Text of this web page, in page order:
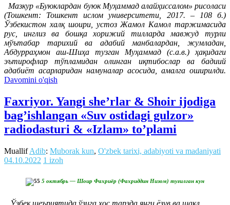
Мазкур «Буюклардан буюк Муҳаммад алайҳиссалом» рисоласи
(Тошкент: Тошкент ислом университети, 2017. – 108 б.)
Ўзбекистон халқ шоири, устоз Жамол Камол таржимасида
рус, инглиз ва бошқа хорижий тилларда мавжуд турли
мўътабар тарихий ва адабий манбалардан, жумладан,
Абдурраҳмон аш-Шиҳа тузган Муҳаммад (с.а.в.) ҳақидаги
эътирофлар тўпламидан олинган иқтибослар ва бадиий
адабиёт асарларидан намуналар асосида, амалга оширилди.
Davomini o'qish
Faxriyor. Yangi she’rlar & Shoir ijodiga
bag’ishlangan «Suv ostidagi gulzor»
radiodasturi & «Izlam» to’plami
MuallifAdib: Muborak kun, O'zbek tarixi, adabiyoti va madaniyati
04.10.2022 1 izoh
5 октябрь — Шоир Фахриёр (Фахриддин Низом) туғилган кун
Ўзбек шеъриятида ўзига хос тарзда янги ёзув ва шакл